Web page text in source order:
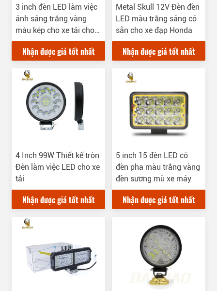
3 inch đèn LED làm việc
ánh sáng trắng vàng
màu kép cho xe tải cho
xe hơi 4x4 phụ kiện
Nhận được giá tốt nhất
Metal Skull 12V Đèn đèn
LED màu trắng sáng có
sẵn cho xe đạp Honda
Nhận được giá tốt nhất
4 Inch 99W Thiết kế tròn
Đèn làm việc LED cho xe
tải
Nhận được giá tốt nhất
5 inch 15 đèn LED có
đèn pha màu trắng vàng
đèn sương mù xe máy
Nhận được giá tốt nhất